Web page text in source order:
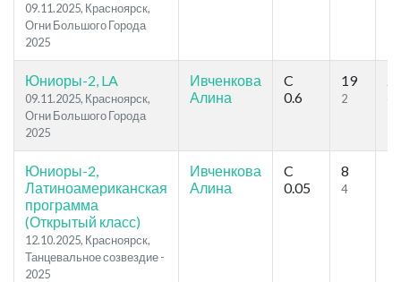
09.11.2025, Красноярск,
Огни Большого Города
2025
Юниоры-2, LA
09.11.2025, Красноярск,
Огни Большого Города
2025
Ивченкова
Алина
C
0.6
19
2
Юниоры-2,
Латиноамериканская
программа
(Открытый класс)
12.10.2025, Красноярск,
Танцевальное созвездие -
2025
Ивченкова
Алина
C
0.05
8
4